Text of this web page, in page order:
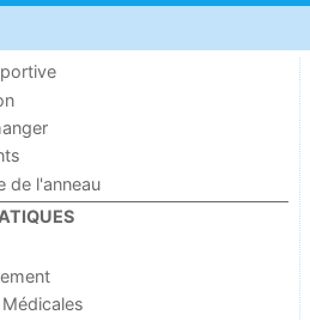
de l'anneau